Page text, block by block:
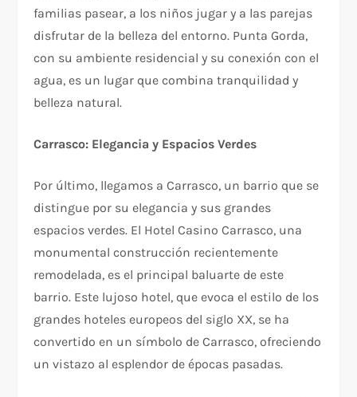
familias pasear, a los niños jugar y a las parejas
disfrutar de la belleza del entorno. Punta Gorda,
con su ambiente residencial y su conexión con el
agua, es un lugar que combina tranquilidad y
belleza natural.
Carrasco: Elegancia y Espacios Verdes
Por último, llegamos a Carrasco, un barrio que se
distingue por su elegancia y sus grandes
espacios verdes. El Hotel Casino Carrasco, una
monumental construcción recientemente
remodelada, es el principal baluarte de este
barrio. Este lujoso hotel, que evoca el estilo de los
grandes hoteles europeos del siglo XX, se ha
convertido en un símbolo de Carrasco, ofreciendo
un vistazo al esplendor de épocas pasadas.